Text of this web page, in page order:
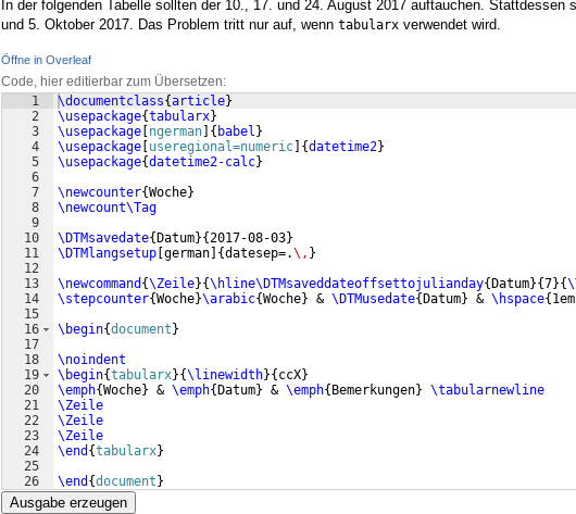
In der folgenden Tabelle sollten der 10., 17. und 24. August 2017 auftauchen. Stattdessen
und 5. Oktober 2017. Das Problem tritt nur auf, wenn tabularx verwendet wird.
Öffne in Overleaf
Code, hier editierbar zum Übersetzen:
1
2
3
4
5
6
7
8
9
10
11
12
13
14
15
16
17
18
19
20
21
22
23
24
25
26
\documentclass{article}
\usepackage{tabularx}
\usepackage ngerman { babel }
\usepackage useregional=numeric {datetime2}
\usepackage{datetime2-calc}
\newcounter{Woche}
\newcount\Tag
\DTMsavedate{ Datum}{2017-08-03}
\DTMlangsetup german {datesep=.\, }
\newcommand {\Zeile}{\hline\DTMsaveddateoffsettojulianday{ Datum}{7}{
\stepcounter{Woche}\arabic{Woche} & \DTMusedate{ Datum} & \hspace{ 1em
\begin{document }
\noindent
\begin{tabularx}{\linewidth}{ ccX}
\emph{Woche} & \emph{ Datum} & \emph{ Bemerkungen} \tabularnewline
\Zeile
\Zeile
\Zeile
\end {tabularx}
\end {document }
Ausgabe erzeugen